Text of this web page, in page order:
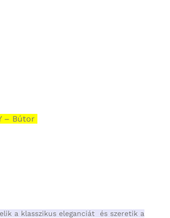
– Bútor
a klasszikus eleganciát és szeretik a